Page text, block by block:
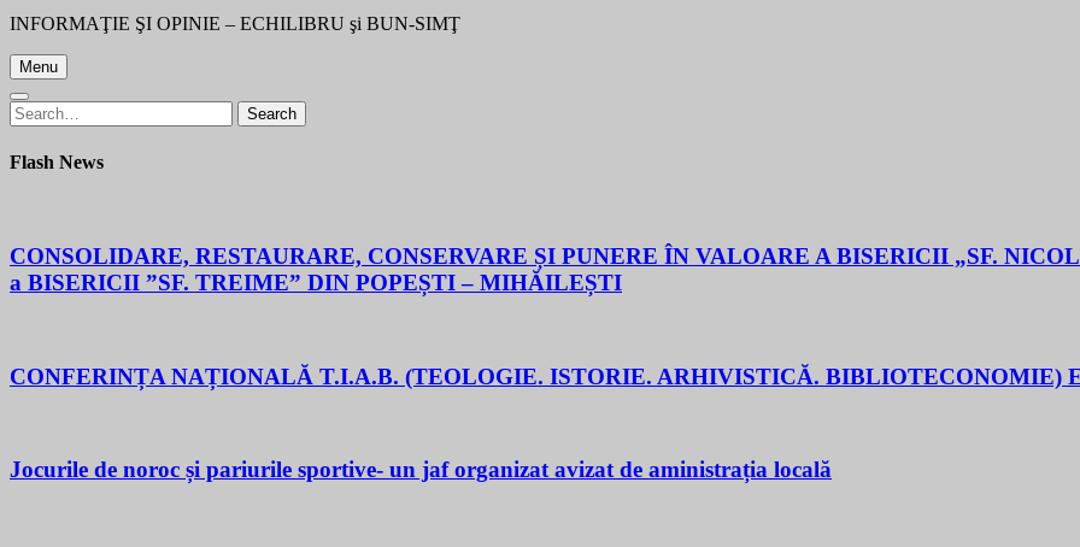
INFORMAŢIE ŞI OPINIE – ECHILIBRU şi BUN-SIMŢ
Menu
Search
for:
Search
Flash News
CONSOLIDARE, RESTAURARE, CONSERVARE ȘI PUNERE ÎN VALOARE A BISERICII „SF.
a BISERICII ”SF. TREIME” DIN POPEȘTI – MIHĂILEȘTI
CONFERINȚA NAȚIONALĂ T.I.A.B. (TEOLOGIE. ISTORIE. ARHIVISTICĂ. BIBLIOTECONOMIE)
Jocurile de noroc și pariurile sportive- un jaf organizat avizat de aministrația locală